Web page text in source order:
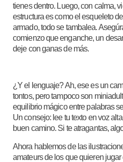
tienes dentro. Luego, con calma,
estructura es como el esqueleto
armado, todo se tambalea.
comienzo que enganche, un
deje con ganas de más.
¿Y el lenguaje? Ah, ese es un
tontos, pero tampoco son
equilibrio mágico entre palabras
Un consejo: lee tu texto en voz
buen camino. Si te atragantas,
Ahora hablemos de las
amateurs de los que quieren